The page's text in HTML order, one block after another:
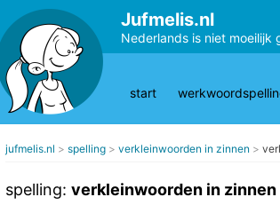
Jufmelis.nl
Nederlands is niet moeilijk
start
jufmelis.nl spelling verkleinwoorden in zinnen
spelling: verkleinwoorden in zinnen